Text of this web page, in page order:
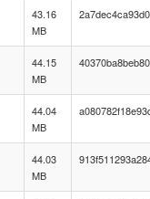
43.16
MB
44.15
MB
44.04
MB
44.03
MB